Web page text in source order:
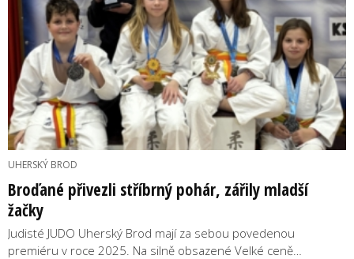
UHERSKÝ BROD
Broďané přivezli stříbrný pohár, zářily mladší
žačky
Judisté JUDO Uherský Brod mají za sebou povedenou
premiéru v roce 2025. Na silně obsazené Velké ceně…